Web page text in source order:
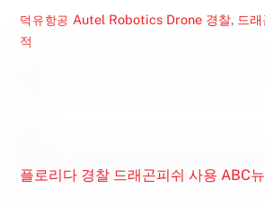
덕유항공 Autel Robotics Drone 경찰, 드
적
플로리다 경찰 드래곤피쉬 사용 ABC